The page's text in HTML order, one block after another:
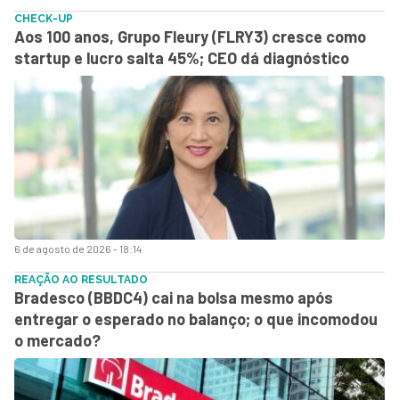
6 de agosto de 2026 - 18:14
CHECK-UP
Aos 100 anos, Grupo Fleury (FLRY3) cresce como
startup e lucro salta 45%; CEO dá diagnóstico
REAÇÃO AO RESULTADO
Bradesco (BBDC4) cai na bolsa mesmo após
entregar o esperado no balanço; o que incomodou
o mercado?